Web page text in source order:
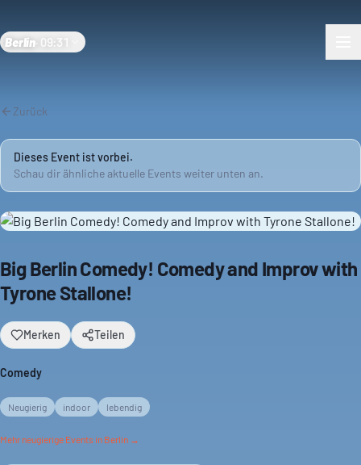
Berlin 09:31
Zurück
Dieses Event ist vorbei.
Schau dir ähnliche aktuelle Events weiter unten an.
Big Berlin Comedy! Comedy and Improv with
Tyrone Stallone!
Merken Teilen
Comedy
Neugierig indoor lebendig
Mehr neugierige Events in Berlin →